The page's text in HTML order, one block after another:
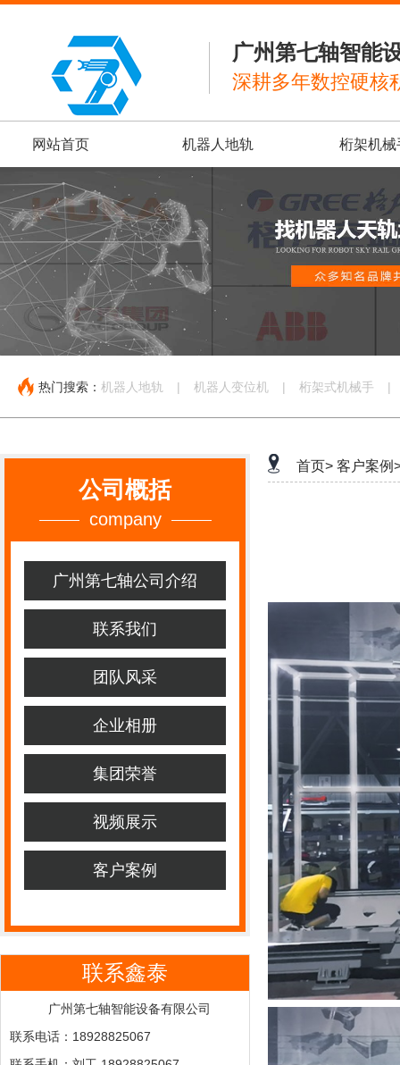
广州第七轴智能
深耕多年数控硬核
网站首页 机器人地轨 桁架机械
热门搜索： 机器人地轨 | 机器人变位机 | 桁架式机械手 |
公司概括
company
广州第七轴公司介绍
联系我们
团队风采
企业相册
集团荣誉
视频展示
客户案例
联系鑫泰
广州第七轴智能设备有限公司
联系电话：18928825067
首页> 客户案例